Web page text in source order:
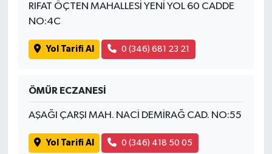
RIFAT ÖÇTEN MAHALLESİ YENİ YOL 60 CADDE
NO:4C
Yol Tarifi Al 0 (346) 681 23 21
ÖMÜR ECZANESİ
AŞAĞI ÇARŞI MAH. NACİ DEMİRAĞ CAD. NO:55
Yol Tarifi Al 0 (346) 418 50 05